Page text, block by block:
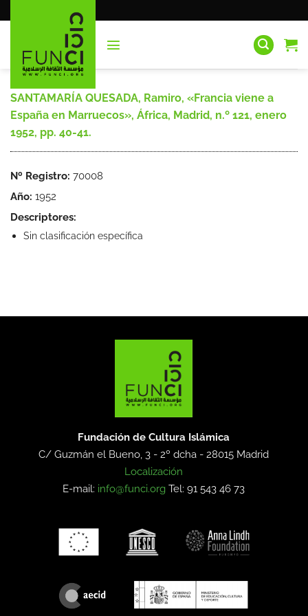
al
SANTAMARÍA QUESADA, Ramiro, «Francia viene a
España en Marruecos», África, Madrid, n.º 121, enero
1952, pp. 40-41.
Nº Registro: 70008
Año: 1952
Descriptores:
Sin clasificación específica
Fundación de Cultura Islámica
C/ Guzmán el Bueno, 3 - 2º dcha -28015 Madrid
Localización
E-mail: info@funci.org Tel: 91 543 46 73